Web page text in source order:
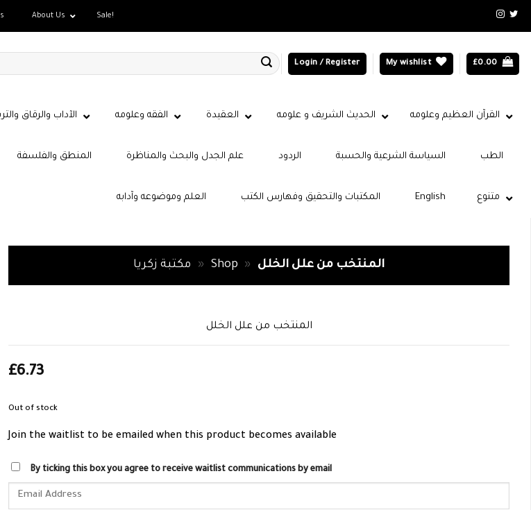
About Us Sale!
Login / Register My wishlist £0.00
القرآن العظيم وعلومه الحديث الشريف و علومه العقيدة الفقه وعلومه الآداب والرقاق
المنطق والفلسفة علم الجدل والبحث والمناظرة الردود السياسة الشرعية والحسبة الطب
العلم وموضوعه وآدابه المكتبات والتحقيق وفهارس الكتب متنوع English
مكتبة زكريا » Shop » المنتخب من علل الخلل
المنتخب من علل الخلل
£6.73
Out of stock
Join the waitlist to be emailed when this product becomes available
By ticking this box you agree to receive waitlist communications by email
Enter